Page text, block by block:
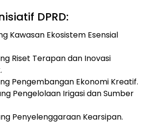
DPRD:
Kawasan Ekosistem Esensial
Riset Terapan dan Inovasi
Pengembangan Ekonomi Kreatif.
Pengelolaan Irigasi dan Sumber
Penyelenggaraan Kearsipan.